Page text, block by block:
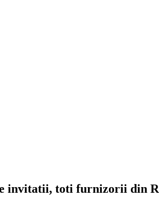
invitatii, toti furnizorii din